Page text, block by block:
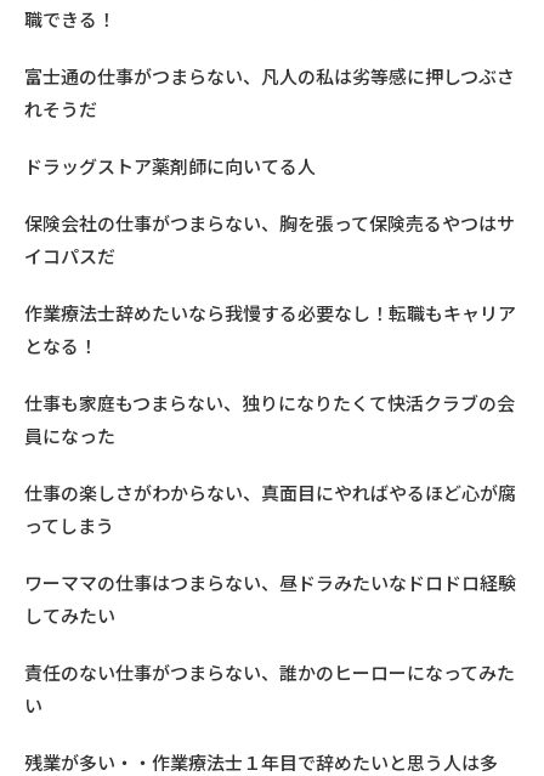
職できる！
富士通の仕事がつまらない、凡人の私は劣等感に押しつぶさ
れそうだ
ドラッグストア薬剤師に向いてる人
保険会社の仕事がつまらない、胸を張って保険売るやつはサ
イコパスだ
作業療法士辞めたいなら我慢する必要なし！転職もキャリア
となる！
仕事も家庭もつまらない、独りになりたくて快活クラブの会
員になった
仕事の楽しさがわからない、真面目にやればやるほど心が腐
ってしまう
ワーママの仕事はつまらない、昼ドラみたいなドロドロ経験
してみたい
責任のない仕事がつまらない、誰かのヒーローになってみた
い
残業が多い・・作業療法士１年目で辞めたいと思う人は多